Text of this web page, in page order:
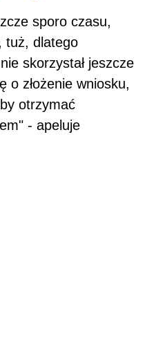
sporo czasu,
tuż, dlatego
skorzystał jeszcze
o złożenie wniosku,
otrzymać
- apeluje